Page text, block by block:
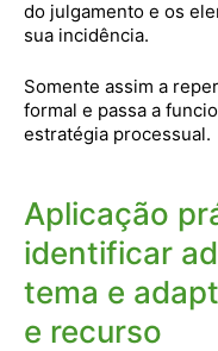
do julgamento e os
sua incidência.
Somente assim a
formal e passa a
estratégia processual.
Aplicação
identificar
tema e
e recurso